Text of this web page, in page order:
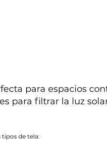
para espacios
para filtrar la luz
tipos de tela: